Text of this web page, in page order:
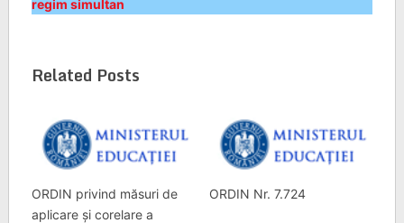
regim simultan
Related Posts
ORDIN privind măsuri de
aplicare și corelare a
ORDIN Nr. 7.724